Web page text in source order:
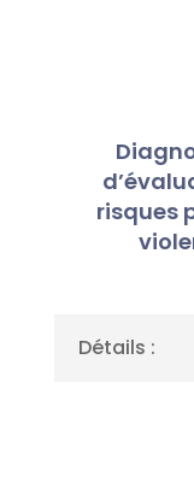
risques
Détails :